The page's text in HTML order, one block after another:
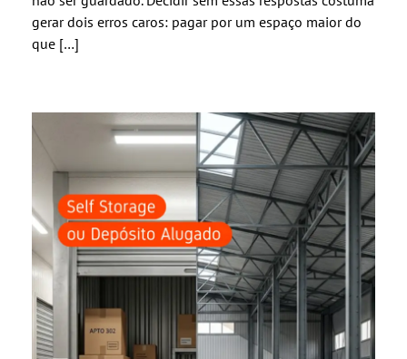
gerar dois erros caros: pagar por um espaço maior do
que […]